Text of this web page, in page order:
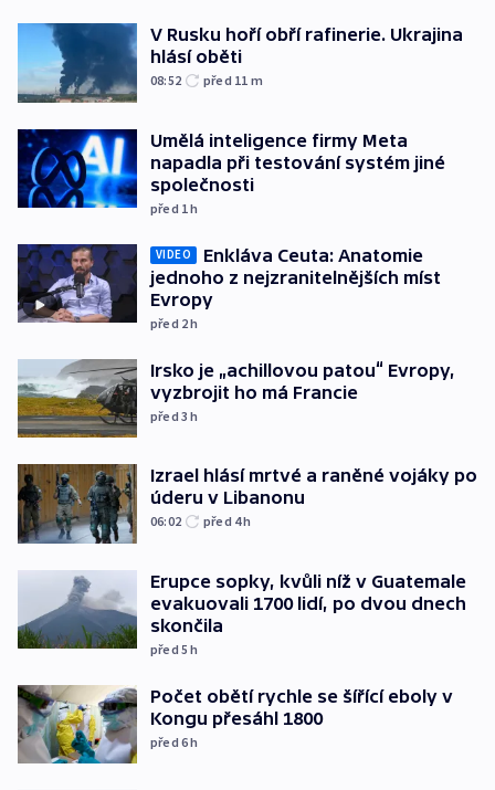
V Rusku hoří obří rafinerie. Ukrajina
hlásí oběti
08:52 před 11 m
Umělá inteligence firmy Meta
napadla při testování systém jiné
společnosti
před 1h
VIDEO
Enkláva Ceuta: Anatomie
jednoho z nejzranitelnějších míst
Evropy
před 2h
Irsko je „achillovou patou“ Evropy,
vyzbrojit ho má Francie
před 3h
Izrael hlásí mrtvé a raněné vojáky po
úderu v Libanonu
06:02 před 4h
Erupce sopky, kvůli níž v Guatemale
evakuovali 1700 lidí, po dvou dnech
skončila
před 5h
Počet obětí rychle se šířící eboly v
Kongu přesáhl 1800
před 6h